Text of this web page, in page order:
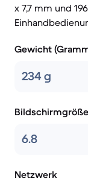
x 7,7 mm und
Gewicht
234 g
6.8
Netzwerk